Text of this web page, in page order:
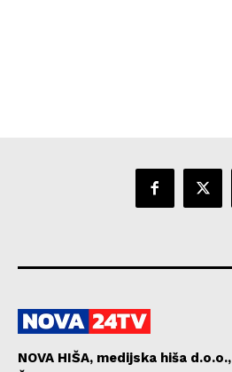
NOVA HIŠA, medijska hiša d.o.o.,